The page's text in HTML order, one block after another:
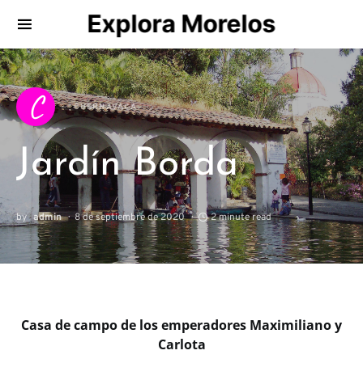
Explora Morelos
Search for:
C CUERNAVACA
Jardín Borda
by admin 8 de septiembre de 2020 2 minute read
Casa de campo de los emperadores Maximiliano y
Carlota